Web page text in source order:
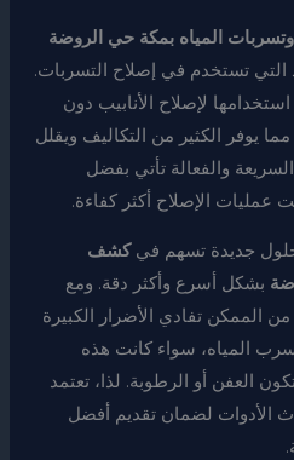
المياه بمكة حي الروضة
تستخدم في إصلاح التسربات.
لإصلاح الأنابيب دون
يوفر الكثير من التكاليف ويقلل
والفعالة تأتي بفضل
عمليات الإصلاح أكثر كفاءة.
حلول جديدة تسهم فيكشف
بشكل أسرع وأكثر دقة. ومع
الممكن تفادي الأضرار الكبيرة
المياه، سواء كانت هذه
العفن أو الرطوبة. لذا، تعتمد
الأدوات لضمان تقديم أفضل